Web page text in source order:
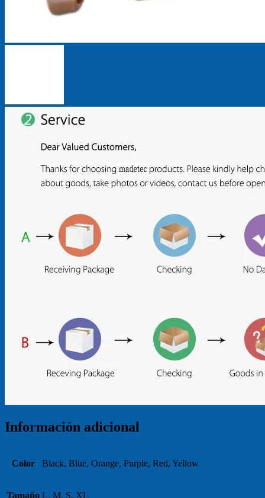
Información adicional
Color Black, Blue, Orange, Purple, Red, Yellow
Tamaño L, M, S, XL